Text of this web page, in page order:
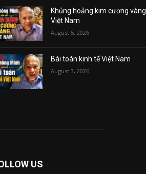
Khủng hoảng kim cương vàng
Việt Nam
August 5, 2026
Bài toán kinh tế Việt Nam
August 3, 2026
US